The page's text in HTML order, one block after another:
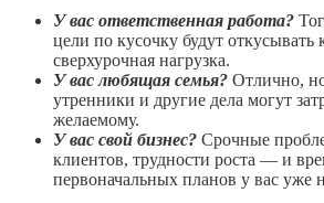
У вас ответственная работа?
цели по кусочку будут откусывать
сверхурочная нагрузка.
У вас любящая семья? Отлично,
утренники и другие дела могут
желаемому.
У вас свой бизнес? Срочные
клиентов, трудности роста — и
первоначальных планов у вас уже